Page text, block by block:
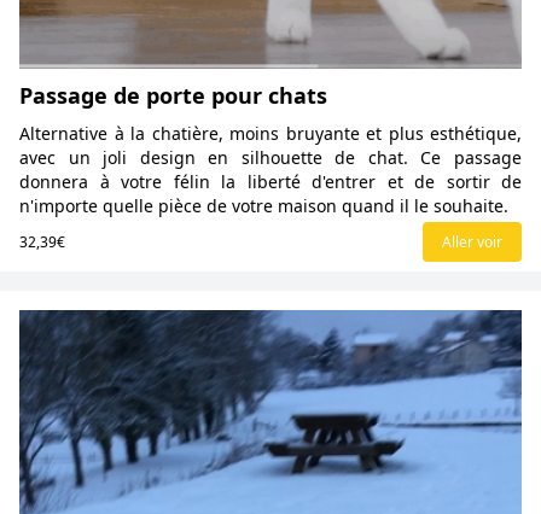
Passage de porte pour chats
Alternative à la chatière, moins bruyante et plus esthétique,
avec un joli design en silhouette de chat. Ce passage
donnera à votre félin la liberté d'entrer et de sortir de
n'importe quelle pièce de votre maison quand il le souhaite.
32,39€ Aller voir